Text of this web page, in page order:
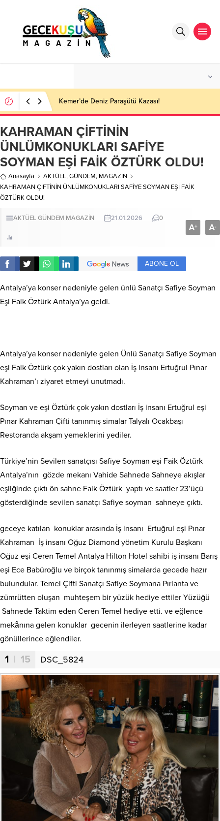
Kemer’de Deniz Paraşütü Kazası!
KAHRAMAN ÇİFTİNİN
ÜNLÜMKONUKLARI SAFİYE
SOYMAN EŞİ FAİK ÖZTÜRK OLDU!
Anasayfa AKTÜEL,GÜNDEM, MAGAZİN
KAHRAMAN ÇİFTİNİN ÜNLÜMKONUKLARI SAFİYE SOYMAN EŞİ FAİK
ÖZTÜRK OLDU!
AKTÜEL GÜNDEM MAGAZİN 21.01.2026 0
A+ A-
ABONE OL
Antalya’ya konser nedeniyle gelen ünlü Sanatçı Safiye Soyman
Eşi Faik Öztürk Antalya’ya geldi.
Antalya’ya konser nedeniyle gelen Ünlü Sanatçı Safiye Soyman
eşi Faik Öztürk çok yakın dostları olan İş insanı Ertuğrul Pınar
Kahraman’ı ziyaret etmeyi unutmadı.
Soyman ve eşi Öztürk çok yakın dostları İş insanı Ertuğrul eşi
Pınar Kahraman Çifti tanınmış simalar Talyalı Ocakbaşı
Restoranda akşam yemeklerini yediler.
Türkiye’nin Sevilen sanatçısı Safiye Soyman eşi Faik Öztürk
Antalya’nın gözde mekanı Vahide Sahnede Sahneye akışlar
eşliğinde çıktı ön sahne Faik Öztürk yaptı ve saatler 23’üçü
gösterdiğinde sevilen sanatçı Safiye soyman sahneye çıktı.
geceye katılan konuklar arasında İş insanı Ertuğrul eşi Pınar
Kahraman İş insanı Oğuz Diamond yönetim Kurulu Başkanı
Oğuz eşi Ceren Temel Antalya Hilton Hotel sahibi iş insanı Barış
eşi Ece Babüroğlu ve birçok tanınmış simalarda gecede hazır
bulundular. Temel Çifti Sanatçı Safiye Soymana Pırlanta ve
zümrütten oluşan muhteşem bir yüzük hediye ettiler Yüzüğü
Sahnede Taktim eden Ceren Temel hediye etti. ve eğlence
mekânına gelen konuklar gecenin ilerleyen saatlerine kadar
gönüllerince eğlendiler.
1 | 15 DSC_5824